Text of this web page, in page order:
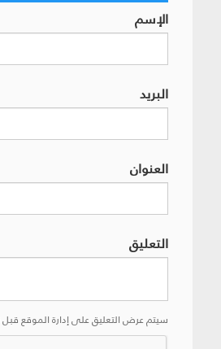
الإسم
البريد
العنوان
التعليق
سيتم عرض التعليق على إدارة الموقع